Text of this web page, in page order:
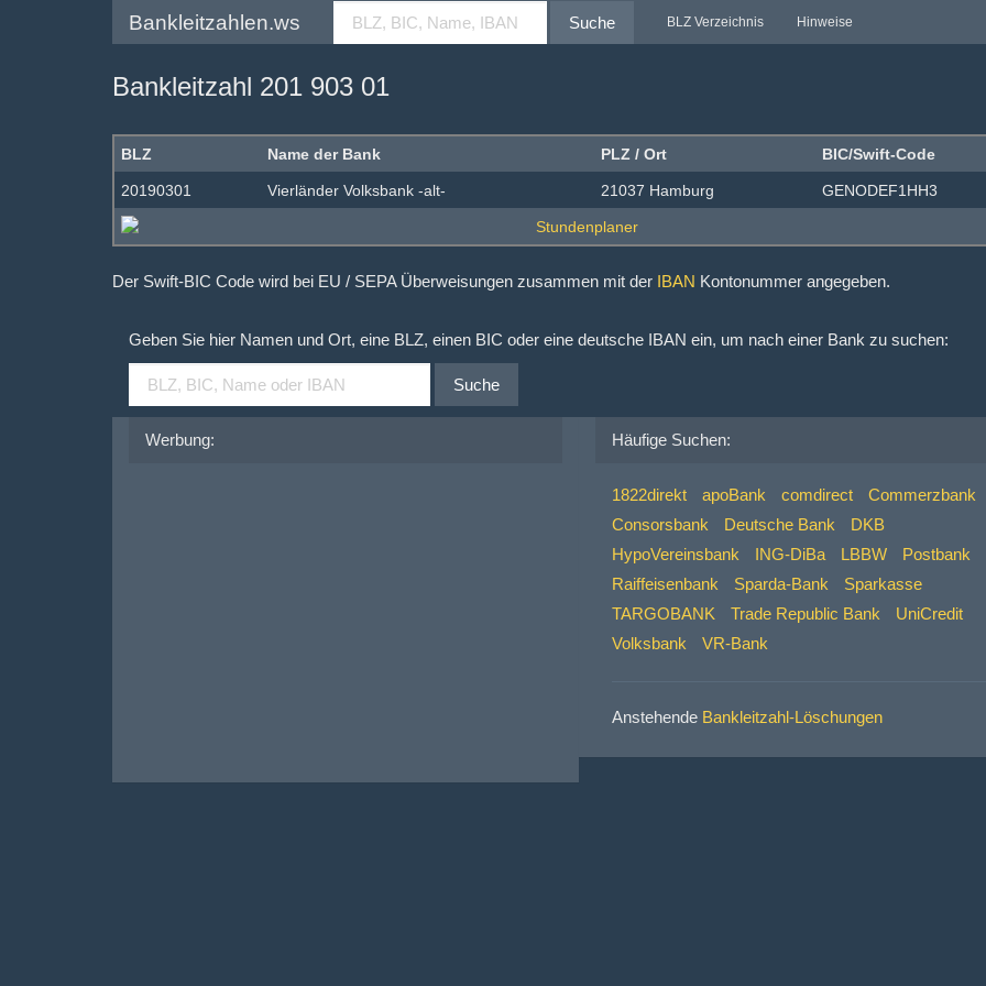
Bankleitzahlen.ws Suche BLZ Verzeichnis Hinweise
Bankleitzahl 201 903 01
BLZ Name der Bank PLZ / Ort BIC/Swift-Code
20190301 Vierländer Volksbank -alt- 21037 Hamburg GENODEF1HH3
Der Swift-BIC Code wird bei EU / SEPA Überweisungen zusammen mit der IBAN Kontonummer angegeben.
Geben Sie hier Namen und Ort, eine BLZ, einen BIC oder eine deutsche IBAN ein, um nach einer Bank zu suchen:
Suche
Werbung: Häufige Suchen:
1822direkt apoBank comdirect
Commerzbank
Consorsbank
Deutsche Bank
DKB
HypoVereinsbank
ING-DiBa LBBW
Postbank
Raiffeisenbank
Sparda-Bank
Sparkasse
TARGOBANK
Trade Republic Bank
UniCredit
Volksbank
VR-Bank
Anstehende Bankleitzahl-Löschungen